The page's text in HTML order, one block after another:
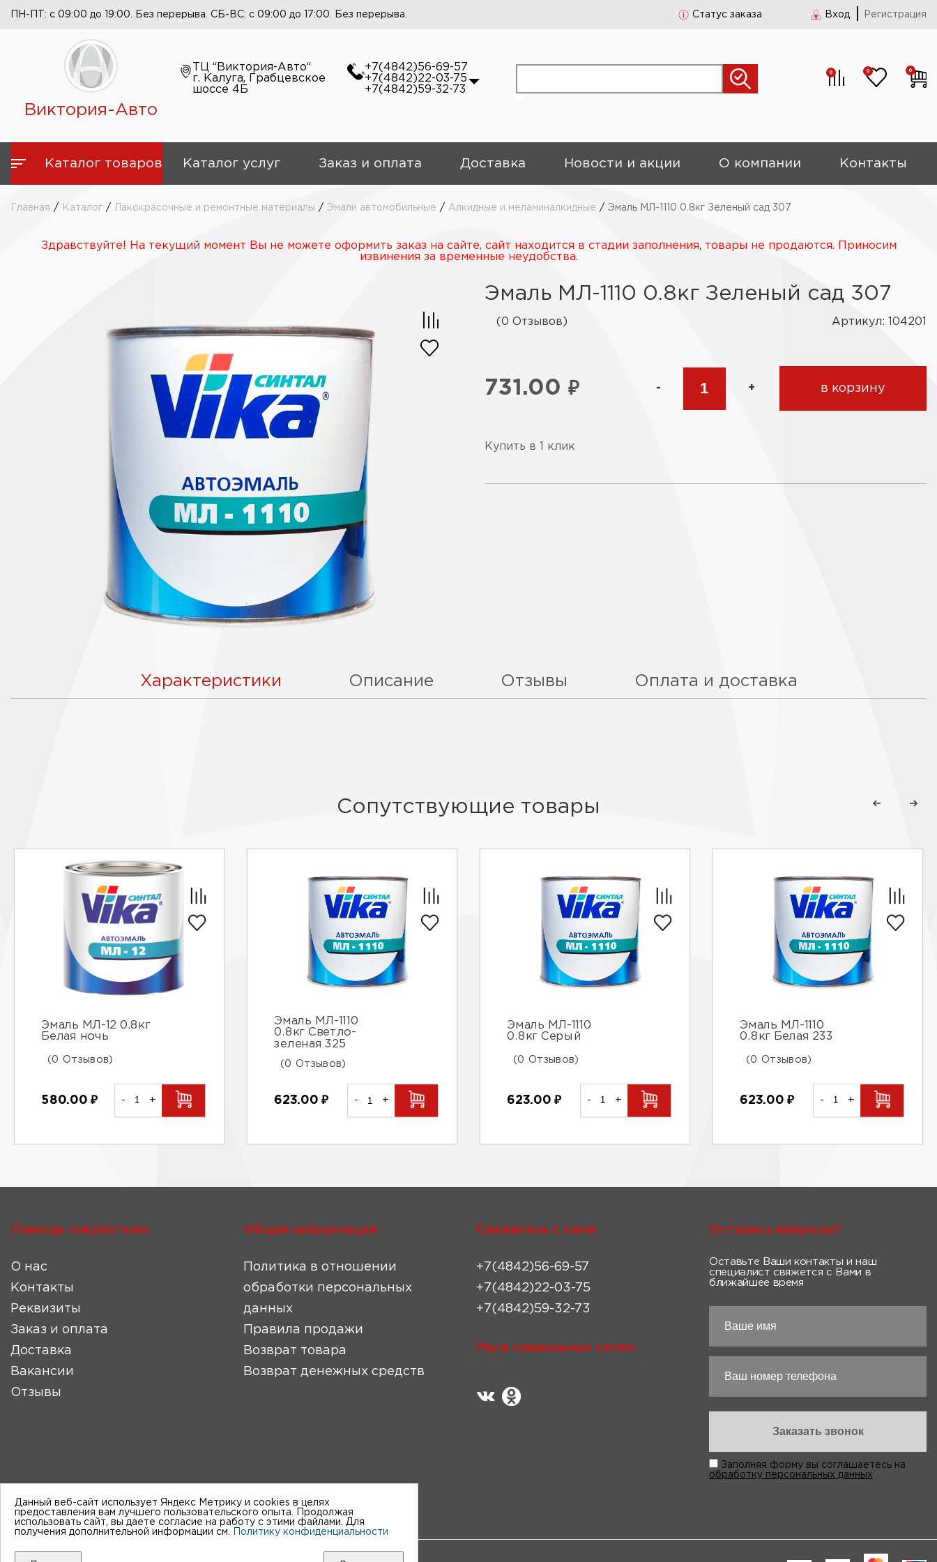
ПН-ПТ: с 09:00 до 19:00. Без перерыва. СБ-ВС: с 09:00 до 17:00. Без перерыва. Статус заказа Вход Регистрация
Виктория-Авто
ТЦ “Виктория-Авто“
г. Калуга, Грабцевское
шоссе 4Б
+7(4842)56-69-57
+7(4842)22-03-75
+7(4842)59-32-73
0 0 0
Каталог товаров Каталог услуг Заказ и оплата Доставка Новости и акции О компании Контакты
Главная / Каталог / Лакокрасочные и ремонтные материалы / Эмали автомобильные / Алкидные и меламиналкидные / Эмаль МЛ-1110 0.8кг Зеленый сад 307
Здравствуйте! На текущий момент Вы не можете оформить заказ на сайте, сайт находится в стадии заполнения, товары не продаются. Приносим
извинения за временные неудобства.
Эмаль МЛ-1110 0.8кг Зеленый сад 307
(0 Отзывов) Артикул: 104201
731.00 ₽ - + в корзину
Купить в 1 клик
Характеристики Описание Отзывы Оплата и доставка
Сопутствующие товары
Эмаль МЛ-12 0.8кг
Белая ночь
(0 Отзывов)
580.00₽ - +
Эмаль МЛ-1110
0.8кг Светло-
зеленая 325
(0 Отзывов)
623.00₽ - +
Эмаль МЛ-1110
0.8кг Серый
(0 Отзывов)
623.00₽ - +
Эмаль МЛ-1110
0.8кг Белая 233
(0 Отзывов)
623.00₽ - +
Помощь покупателю
О нас
Контакты
Реквизиты
Заказ и оплата
Доставка
Вакансии
Отзывы
Общая информация
Политика в отношении
обработки персональных
данных
Правила продажи
Возврат товара
Возврат денежных средств
Свяжитесь с нами
+7(4842)56-69-57
+7(4842)22-03-75
+7(4842)59-32-73
Мы в социальных сетях:
Остались вопросы?
Оставьте Ваши контакты и наш
специалист свяжется с Вами в
ближайшее время
Заполняя форму вы соглашаетесь на
обработку персональных данных
Данный веб-сайт использует Яндекс Метрику и cookies в целях
предоставления вам лучшего пользовательского опыта. Продолжая
использовать сайт, вы даете согласие на работу с этими файлами. Для
получения дополнительной информации см.
Политику конфиденциальности